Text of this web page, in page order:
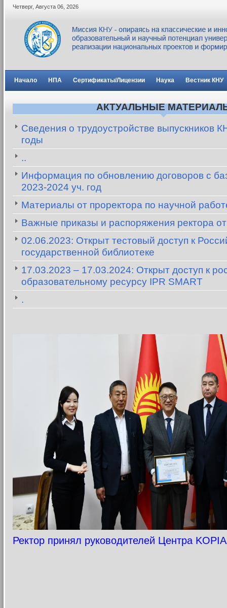
Четверг, Августа 06 2026
Начало НПА Сертификаты/Лицензии Наука Вестник КНУ
АКТУАЛЬНЫЕ
Сведения о трудоустройстве выпускников
годы
..
Информация по обновлению договоров с
2023-2024 уч. год
Материалы от проректора по научной
Важные приказы и распоряжения ректора
02.06.2023: Открыт тестовый доступ к
государственной библиотеке
17.03.2023 – 17.03.2024: Открыт доступ к
образовательному ресурсу IPR SMART
.
Ректор принял руководителей Центра KOPIA